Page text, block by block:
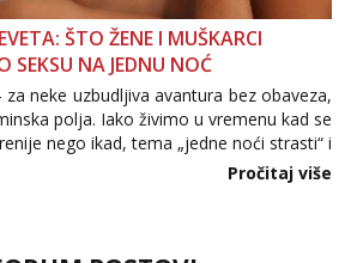
ŠTO ŽENE I MUŠKARCI
SEKSU NA JEDNU NOĆ
neke uzbudljiva avantura bez obaveza,
polja. Iako živimo u vremenu kad se
nego ikad, tema „jedne noći strasti“ i
rasprave. Što zapravo misle žene, a što
Pročitaj više